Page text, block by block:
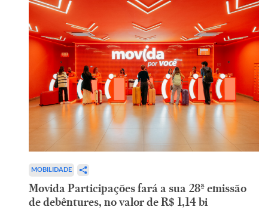
MOBILIDADE
Movida Participações fará a sua 28ª emissão
de debêntures, no valor de R$ 1,14 bi